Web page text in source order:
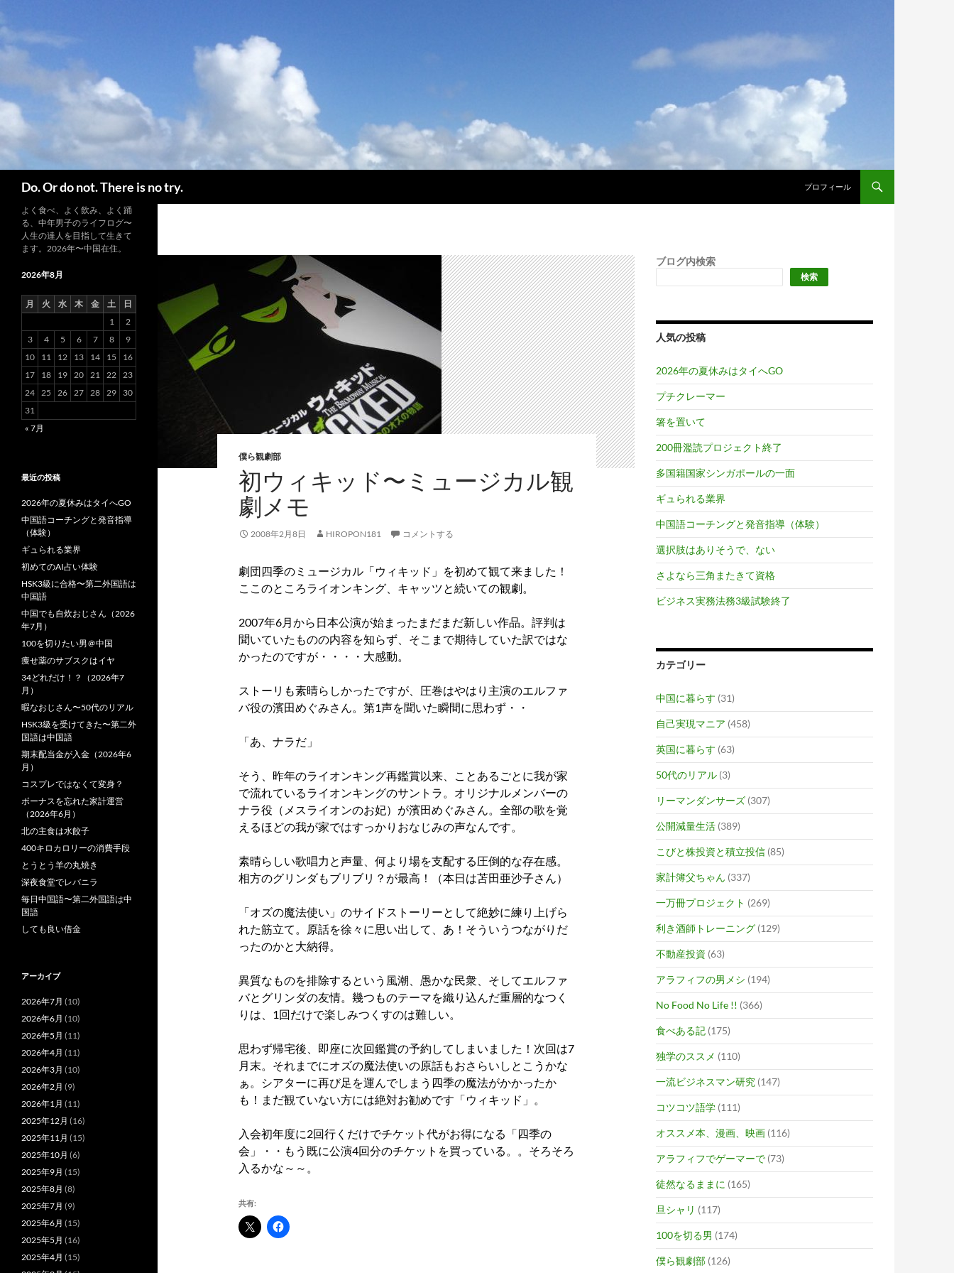
ン
Do. Or do not. There is no try. プロフィール
僕ら観劇部
初ウィキッド〜ミュージカル観
劇メモ
2008年2月8日 HIROPON181 コメントする
劇団四季のミュージカル「ウィキッド」を初めて観て来ました！
ここのところライオンキング、キャッツと続いての観劇。
2007年6月から日本公演が始まったまだまだ新しい作品。 評判は
聞いていたものの内容を知らず、そこまで期待していた訳ではな
かったのですが・・・・ 大感動。
ストーリも素晴らしかったですが、圧巻はやはり主演のエルファ
バ役の濱田めぐみさん。 第1声を聞いた瞬間に思わず・・
「あ、ナラだ」
そう、昨年のライオンキング再鑑賞以来、ことあるごとに我が家
で流れているライオンキングのサントラ。 オリジナルメンバーの
ナラ役（メスライオンのお妃）が濱田めぐみさん。 全部の歌を覚
えるほどの我が家ではすっかりおなじみの声なんです。
素晴らしい歌唱力と声量、何より場を支配する圧倒的な存在感。
相方のグリンダもブリブリ？が最高！（本日は苫田亜沙子さん）
「オズの魔法使い」のサイドストーリーとして絶妙に練り上げら
れた筋立て。
原話を徐々に思い出して、あ！そういうつながりだ
ったのかと大納得。
異質なものを排除するという風潮、愚かな民衆、そしてエルファ
バとグリンダの友情。 幾つものテーマを織り込んだ重層的なつく
りは、1回だけで楽しみつくすのは難しい。
思わず帰宅後、即座に次回鑑賞の予約してしまいました！ 次回は7
月末。それまでにオズの魔法使いの原話もおさらいしとこうかな
ぁ。
シアターに再び足を運んでしまう四季の魔法がかかったか
も！ まだ観ていない方には絶対お勧めです「ウィキッド」。
入会初年度に2回行くだけでチケット代がお得になる「四季の
会」・・ もう既に公演4回分のチケットを買っている。。そろそろ
入るかな～～。
共有:
ブログ内検索
検索
人気の投稿
2026年の夏休みはタイへGO
プチクレーマー
箸を置いて
200冊濫読プロジェクト終了
多国籍国家シンガポールの一面
ギュられる業界
中国語コーチングと発音指導（体験）
選択肢はありそうで、ない
さよなら三角またきて資格
ビジネス実務法務3級試験終了
カテゴリー
中国に暮らす (31)
自己実現マニア (458)
英国に暮らす (63)
50代のリアル (3)
リーマンダンサーズ (307)
公開減量生活 (389)
こびと株投資と積立投信 (85)
家計簿父ちゃん (337)
一万冊プロジェクト (269)
利き酒師トレーニング (129)
不動産投資 (63)
アラフィフの男メシ (194)
No Food No Life !! (366)
食べある記 (175)
独学のススメ (110)
一流ビジネスマン研究 (147)
コツコツ語学 (111)
オススメ本、漫画、映画 (116)
アラフィフでゲーマーで (73)
徒然なるままに (165)
旦シャリ (117)
100を切る男 (174)
僕ら観劇部 (126)
よく食べ、よく飲み、よく踊
る、中年男子のライフログ〜
人生の達人を目指して生きて
ます。2026年〜中国在住。
2026年8月
月 火 水 木 金 土
日
1
2
3
4 5 6 7 8
9
10
11 12 13 14 15
16
17
18 19 20 21 22 23
24 25 26 27 28 29
30
31
« 7月
最近の投稿
2026年の夏休みはタイへGO
中国語コーチングと発音指導
（体験）
ギュられる業界
初めてのAI占い体験
HSK3級に合格〜第二外国語は
中国語
中国でも自炊おじさん（2026
年7月）
100を切りたい男＠中国
痩せ薬のサブスクはイヤ
34どれだけ！？（2026年7
月）
暇なおじさん〜50代のリアル
HSK3級を受けてきた〜第二外
国語は中国語
期末配当金が入金（2026年6
月）
コスプレではなくて変身？
ボーナスを忘れた家計運営
（2026年6月）
北の主食は水餃子
400キロカロリーの消費手段
とうとう羊の丸焼き
深夜食堂でレバニラ
毎日中国語〜第二外国語は中
国語
しても良い借金
アーカイブ
2026年7月 (10)
2026年6月 (10)
2026年5月 (11)
2026年4月 (11)
2026年3月 (10)
2026年2月 (9)
2026年1月 (11)
2025年12月 (16)
2025年11月 (15)
2025年10月 (6)
2025年9月 (15)
2025年8月 (8)
2025年7月 (9)
2025年6月 (15)
2025年5月 (16)
2025年4月 (15)